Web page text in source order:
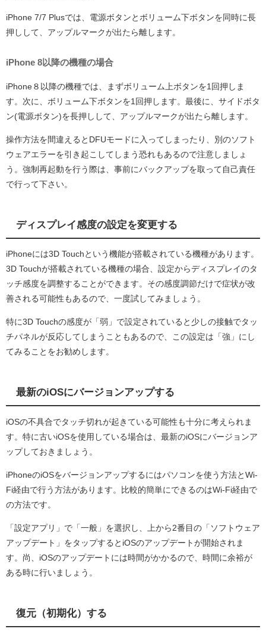
iPhone 7/7 Plusでは、電源ボタンとボリューム下ボタンを同時に長
押しして、アップルマークが出たら離します。
iPhone 8以降の機種の場合
iPhone８以降の機種では、まずボリューム上ボタンを1回押しま
す。次に、ボリューム下ボタンを1回押します。最後に、サイドボタ
ン(電源ボタン)を長押しして、アップルマークが出たら離します。
操作方法を間違えるとDFUモードに入ってしまったり、別のソフト
ウェアエラーを引き起こしてしまう恐れもあるので注意しましょ
う。強制再起動を行う際は、事前にバックアップを取って自己責任
で行って下さい。
ディスプレイ感度の設定を変更する
iPhoneには3D Touchという機能が搭載されている機種があります。
3D Touchが搭載されている機種の場合、設定からディスプレイのタ
ッチ感度を調整することができます。その感度調節だけで症状が改
善される可能性もあるので、一度試してみましょう。
特に3D Touchの感度が「弱」で設定されていると少しの接触でタッ
チパネルが反応してしまうこともあるので、この設定は「強」にし
てみることをお勧めします。
最新のiOSにバージョンアップする
iOSの不具合でタッチ切れが起きている可能性も十分に考えられま
す。特に古いiOSを使用している場合は、最新のiOSにバージョンア
ップしておきましょう。
iPhoneのiOSをバージョンアップするにはパソコンを使う方法とWi-
Fi経由で行う方法があります。比較的簡単にできるのはWi-Fi経由で
の方法です。
「設定アプリ」で「一般」を選択し、上から2番目の「ソフトウェア
アップデート」をタップするとiOSのアップデートが開始されま
す。尚、iOSのアップデートには時間がかかるので、時間に余裕が
ある時に行いましょう。
復元（初期化）する